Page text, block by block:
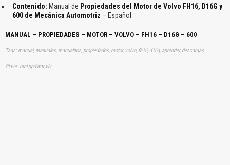
Contenido: Manual de Propiedades del Motor de Volvo FH16, D16G y
600 de Mecánica Automotriz – Español
MANUAL – PROPIEDADES – MOTOR – VOLVO – FH16 – D16G – 600
Tags: manual, manuales, manualitos, propiedades, motor, volvo, fh16, d16g, aprender, descargas
Clave: mnl ppd mtr vlv